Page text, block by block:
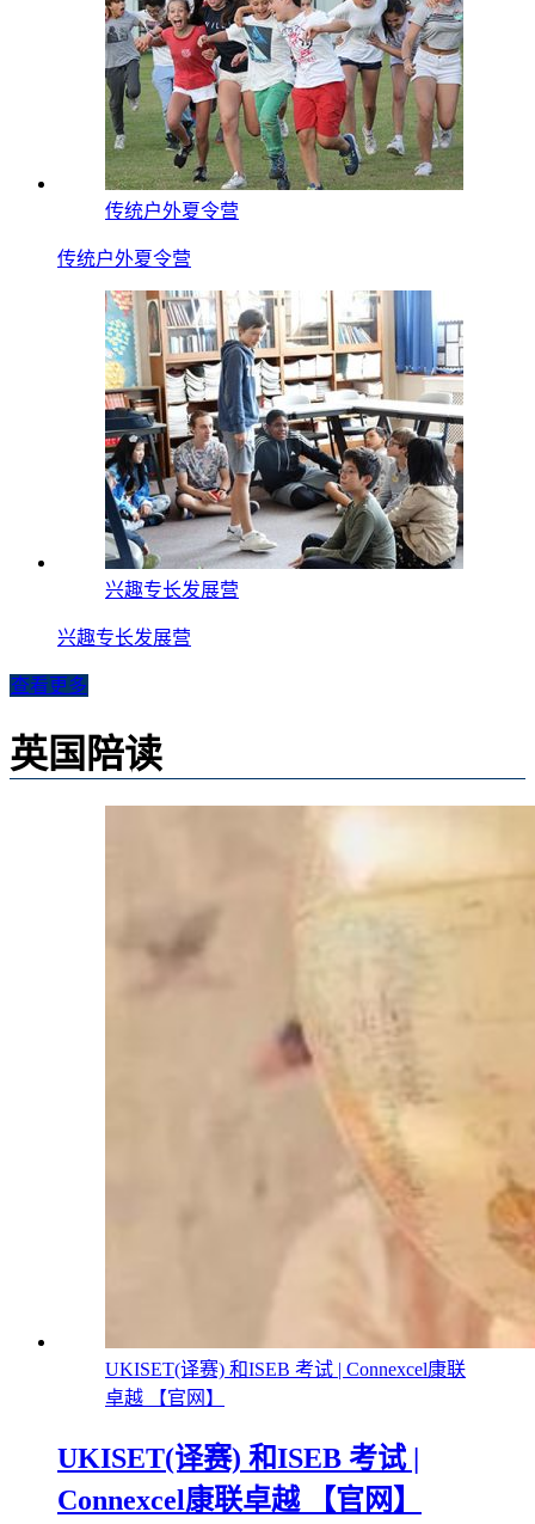
传统户外夏令营
传统户外夏令营
兴趣专长发展营
兴趣专长发展营
查看更多
英国陪读
UKISET(译赛) 和ISEB 考试 | Connexcel康联
卓越 【官网】
UKISET(译赛) 和ISEB 考试 |
Connexcel康联卓越 【官网】